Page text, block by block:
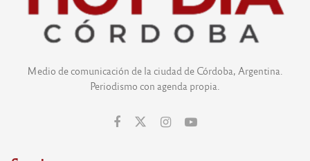
Medio de comunicación de la ciudad de Córdoba, Argentina.
Periodismo con agenda propia.